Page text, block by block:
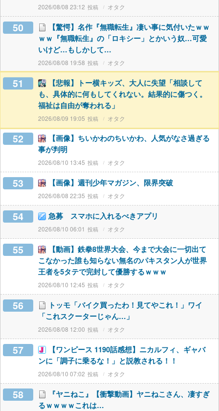
2026/08/08 23:12 オタク
50
【驚愕】名作『無職転生』凄い事に気付いたｗｗ
ｗｗ『無職転生』の「ロキシー」とかいう奴…可愛
いけど…もしかして…
2026/08/08 19:58 オタク
51
【悲報】トー横キッズ、大人に失望「相談して
も、具体的に何もしてくれない。結果的に傷つく。
福祉は自由が奪われる」
2026/08/09 19:05 オタク
52
【画像】ちいかわのちいかわ、人気がなさ過ぎる
事が判明
2026/08/10 13:45 オタク
53 【画像】週刊少年マガジン、限界突破
2026/08/08 22:35 オタク
54 急募 スマホに入れるべきアプリ
2026/08/10 06:01 オタク
55
【動画】鉄拳8世界大会、今まで大会に一切出て
こなかった誰も知らない無名のパキスタン人が世界
王者を5タテで完封して優勝するｗｗｗ
2026/08/10 12:45 オタク
56
トッモ「バイク買ったわ！見てやこれ！」ワイ
「これスクーターじゃん…」
2026/08/08 12:00 オタク
57
【ワンピース 1190話感想】ニカルフィ、ギャバ
ンに「調子に乗るな！」と説教される！！
2026/08/10 07:02 オタク
58
『ヤニねこ』【衝撃動画】ヤニねこさん、凄すぎ
るｗｗｗｗこれは…